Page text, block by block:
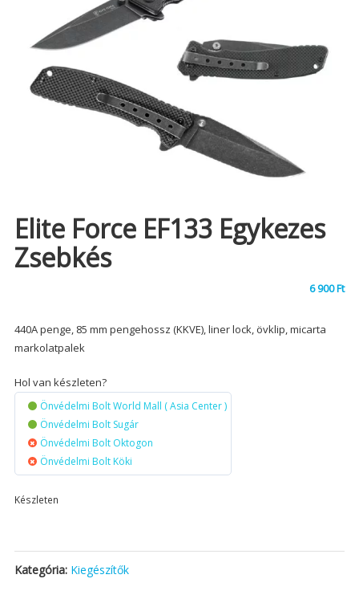
Elite Force EF133 Egykezes
Zsebkés
6 900Ft
440A penge, 85 mm pengehossz (KKVE), liner lock, övklip, micarta
markolatpalek
Hol van készleten?
Önvédelmi Bolt World Mall ( Asia Center )
Önvédelmi Bolt Sugár
Önvédelmi Bolt Oktogon
Önvédelmi Bolt Köki
Készleten
Kategória: Kiegészítők